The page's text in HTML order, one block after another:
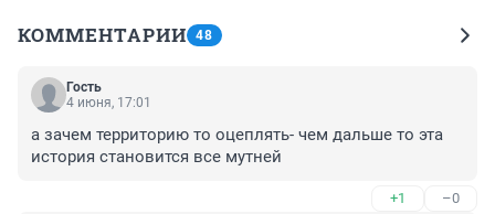
КОММЕНТАРИИ 48
Гость
4 июня, 17:01
а зачем территорию то оцеплять- чем дальше то эта
история становится все мутней
+1 –0